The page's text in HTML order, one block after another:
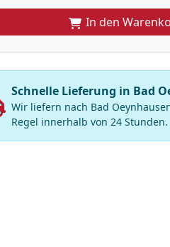
In den
Schnelle Lieferung in Bad
Wir liefern nach Bad
Regel innerhalb von 24 Stunden.